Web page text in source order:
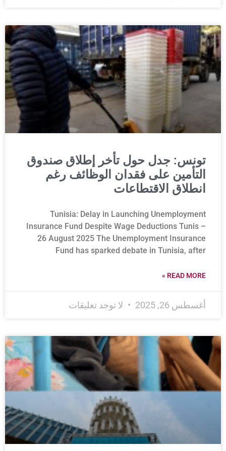
تونس: جدل حول تأخر إطلاق صندوق
التأمين على فقدان الوظائف رغم
انطلاق الاقتطاعات
Tunisia: Delay in Launching Unemployment
Insurance Fund Despite Wage Deductions Tunis –
26 August 2025 The Unemployment Insurance
Fund has sparked debate in Tunisia, after
READ MORE »
أغسطس 26, 2025 لا توجد تعليقات